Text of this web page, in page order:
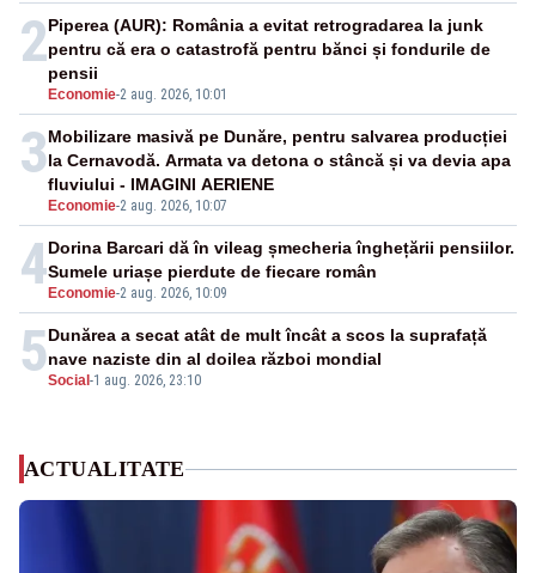
2
Economie-2 aug. 2026, 10:01
Piperea (AUR): România a evitat retrogradarea la junk
pentru că era o catastrofă pentru bănci și fondurile de
pensii
3
Economie-2 aug. 2026, 10:07
Mobilizare masivă pe Dunăre, pentru salvarea producției
la Cernavodă. Armata va detona o stâncă și va devia apa
fluviului - IMAGINI AERIENE
4 Economie-2 aug. 2026, 10:09
Dorina Barcari dă în vileag șmecheria înghețării pensiilor.
Sumele uriașe pierdute de fiecare român
5Social -1 aug. 2026, 23:10
Dunărea a secat atât de mult încât a scos la suprafață
nave naziste din al doilea război mondial
ACTUALITATE